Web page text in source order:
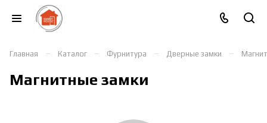
Главная – Каталог – Фурнитура – Дверные замки –
Магнитные замки